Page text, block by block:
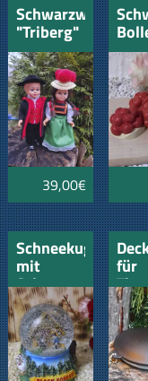
Schwarzwaldpaar
"Triberg"
21cm mit
grüner
Schürze
39,00€
rot
Schneekugel
mit
und
Uhrenträger
Black
Forest
für